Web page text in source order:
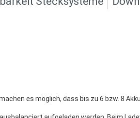
es möglich, dass bis zu 6 bzw. 8